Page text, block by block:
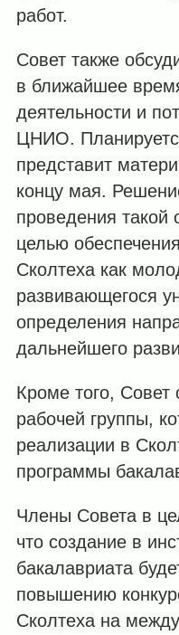
работ.
Совет также
в ближайшее
деятельности и
ЦНИО.
представит
концу мая.
проведения такой
целью
Сколтеха как
развивающегося
определения
дальнейшего
Кроме того, Совет
рабочей группы,
реализации в
программы
Члены Совета в
что создание в
бакалавриата
повышению
Сколтеха на